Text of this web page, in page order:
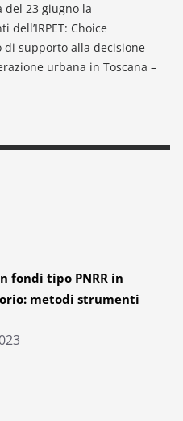
del 23 giugno la
Choice
supporto alla decisione
urbana in Toscana –
climate change and energy crisis:
fondi tipo PNRR in
metodi strumenti
tipo PNRR in campo di edilizia e